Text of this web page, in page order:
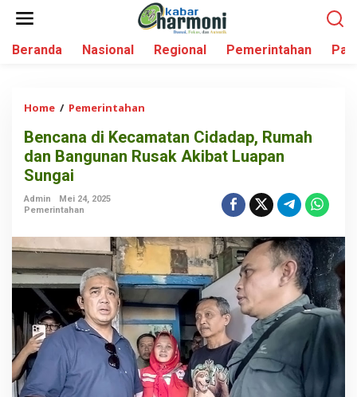
Beranda Nasional Regional Pemerintahan
Home / Pemerintahan
n
c
i
K
c
a
m
a
t
a
n
Bencana di Kecamatan Cidadap, Rumah
dan Bangunan Rusak Akibat Luapan
Sungai
Admin
Mei 24, 2025
Pemerintahan